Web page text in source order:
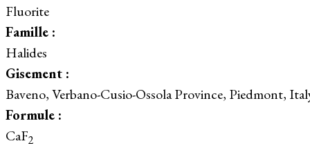
Fluorite
Famille :
Halides
Gisement :
Baveno, Verbano-Cusio-Ossola Province, Piedmont,
Formule :
CaF2